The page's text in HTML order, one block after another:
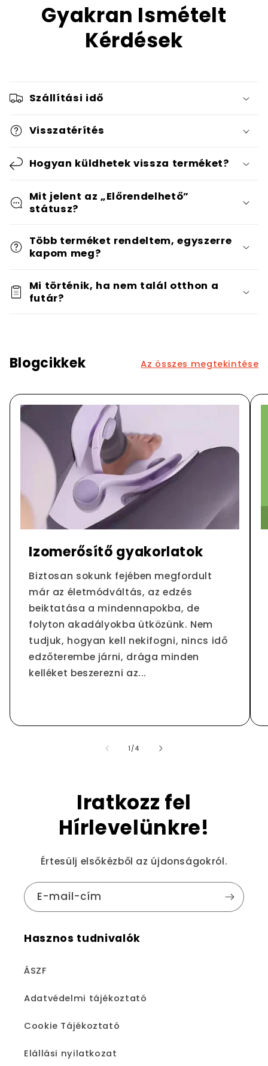
Gyakran Ismételt
Kérdések
Szállítási idő
Visszatérítés
Hogyan küldhetek vissza terméket?
Mit jelent az „Előrendelhető”
státusz?
Több terméket rendeltem, egyszerre
kapom meg?
Mi történik, ha nem talál otthon a
futár?
Blogcikkek Az összes megtekintése
Izomerősítő gyakorlatok
Biztosan sokunk fejében megfordult
már az életmódváltás, az edzés
beiktatása a mindennapokba, de
folyton akadályokba ütközünk. Nem
tudjuk, hogyan kell nekifogni, nincs idő
edzőterembe járni, drága minden
kelléket beszerezni az...
1 //4
Iratkozz fel
Hírlevelünkre!
Értesülj elsőkézből az újdonságokról.
E-mail-cím
Hasznos tudnivalók
ÁSZF
Adatvédelmi tájékoztató
Cookie Tájékoztató
Elállási nyilatkozat